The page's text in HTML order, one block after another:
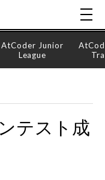
AtCoder Junior
League
テスト成